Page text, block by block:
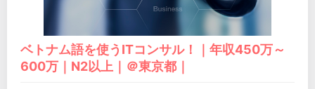
ベトナム語を使うITコンサル！｜年収450万～
600万｜N2以上｜＠東京都｜